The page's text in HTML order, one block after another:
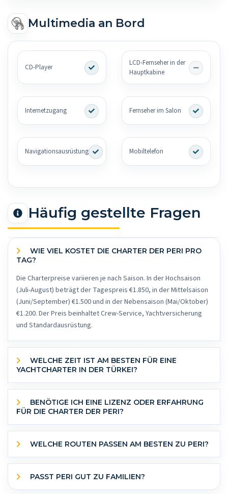
Multimedia an Bord
CD-Player
LCD-Fernseher in der
Hauptkabine
Internetzugang Fernseher im Salon
Navigationsausrüstung Mobiltelefon
Häufig gestellte Fragen
TAG?
Die Charterpreise variieren je nach Saison. In der Hochsaison
(Juli-August) beträgt der Tagespreis €1.850, in der Mittelsaison
(Juni/September) €1.500 und in der Nebensaison (Mai/Oktober)
€1.200. Der Preis beinhaltet Crew-Service, Yachtversicherung
und Standardausrüstung.
YACHTCHARTER IN DER TÜRKEI?
FÜR DIE CHARTER DER PERI?
WELCHE ROUTEN PASSEN AM BESTEN ZU PERI?
PASST PERI GUT ZU FAMILIEN?